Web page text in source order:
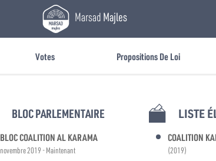
MarsadMajles
Votes Propositions De Loi
BLOC PARLEMENTAIRE
BLOC COALITION AL KARAMA
novembre 2019 - Maintenant
LISTE
COALITION
(2019)